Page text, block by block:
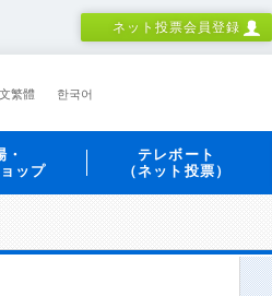
ネット投票会員登録
繁體 한국어
・
ップ
テレボート
（ネット投票）